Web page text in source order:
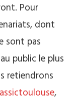
Pour
dont
sont pas
public le plus
retiendrons
,